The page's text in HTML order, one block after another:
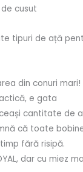
cusut
tipuri de ață
din conuri
e gata
cantitate de
că toate
fără risipă.
dar cu miez